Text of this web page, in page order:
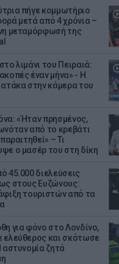
πήγε κομμωτήριο
μετά από 4 χρόνια –
μεταμόρφωσή της
λιμάνι του Πειραιά:
έναν μήνα» - Η
ατάκα στην κάμερα του
«Ήταν πρησμένος,
από το κρεβάτι
– Τι
ο μασέρ του στη δίκη
45.000 διελεύσεις
στους Ευζώνους:
τουριστών από τα
για φόνο στο Λονδίνο,
ελεύθερος και σκότωσε
ζητά